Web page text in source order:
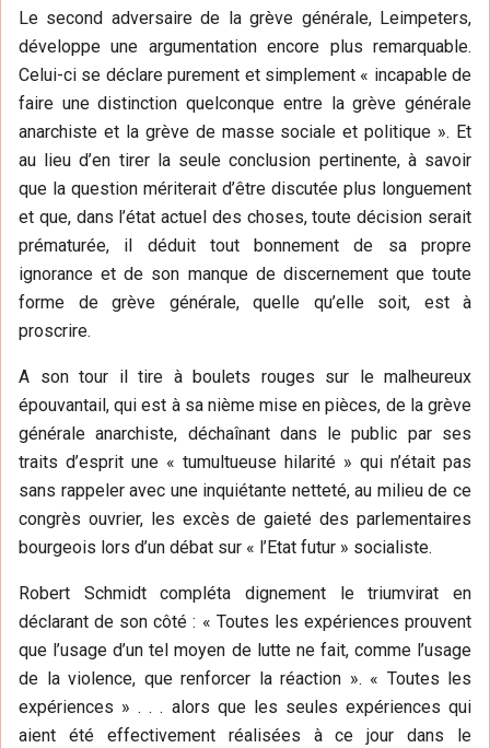
Le second adversaire de la grève générale, Leimpeters,
développe une argumentation encore plus remarquable.
Celui-ci se déclare purement et simplement « incapable de
faire une distinction quelconque entre la grève générale
anarchiste et la grève de masse sociale et politique ». Et
au lieu d’en tirer la seule conclusion pertinente, à savoir
que la question mériterait d’être discutée plus longuement
et que, dans l’état actuel des choses, toute décision serait
prématurée, il déduit tout bonnement de sa propre
ignorance et de son manque de discernement que toute
forme de grève générale, quelle qu’elle soit, est à
proscrire.
A son tour il tire à boulets rouges sur le malheureux
épouvantail, qui est à sa nième mise en pièces, de la grève
générale anarchiste, déchaînant dans le public par ses
traits d’esprit une « tumultueuse hilarité » qui n’était pas
sans rappeler avec une inquiétante netteté, au milieu de ce
congrès ouvrier, les excès de gaieté des parlementaires
bourgeois lors d’un débat sur « l’Etat futur » socialiste.
Robert Schmidt compléta dignement le triumvirat en
déclarant de son côté : « Toutes les expériences prouvent
que l’usage d’un tel moyen de lutte ne fait, comme l’usage
de la violence, que renforcer la réaction ». « Toutes les
expériences » . . . alors que les seules expériences qui
aient été effectivement réalisées à ce jour dans le